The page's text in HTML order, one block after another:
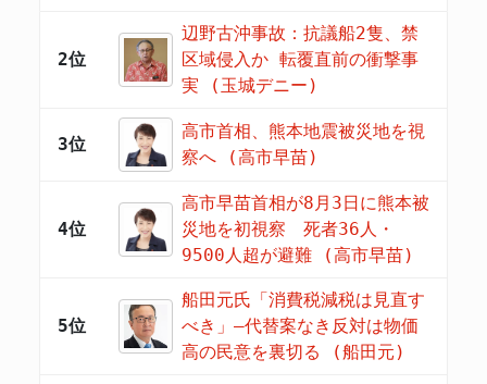
2位
辺野古沖事故：抗議船2隻、禁
区域侵入か 転覆直前の衝撃事
実 (玉城デニー)
3位
高市首相、熊本地震被災地を視
察へ (高市早苗)
4位
高市早苗首相が8月3日に熊本被
災地を初視察 死者36人・
9500人超が避難 (高市早苗)
5位
船田元氏「消費税減税は見直す
べき」―代替案なき反対は物価
高の民意を裏切る (船田元)